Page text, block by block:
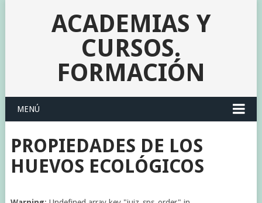
ACADEMIAS Y
CURSOS.
FORMACIÓN
MENÚ
PROPIEDADES DE LOS
HUEVOS ECOLÓGICOS